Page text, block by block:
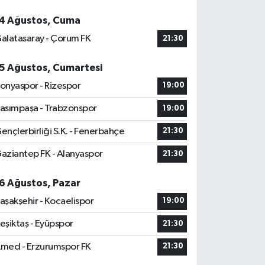
Ağustos, Cuma
- Çorum FK
21:30
Ağustos, Cumartesi
- Rizespor
19:00
- Trabzonspor 19:00
S.K. - Fenerbahçe 21:30
FK - Alanyaspor 21:30
Ağustos, Pazar
- Kocaelispor
19:00
- Eyüpspor 21:30
- Erzurumspor FK 21:30